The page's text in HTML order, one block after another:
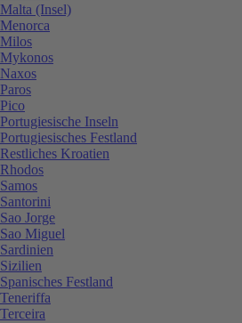
Malta (Insel)
Menorca
Milos
Mykonos
Naxos
Paros
Pico
Portugiesische Inseln
Portugiesisches Festland
Restliches Kroatien
Rhodos
Samos
Santorini
Sao Jorge
Sao Miguel
Sardinien
Sizilien
Spanisches Festland
Teneriffa
Terceira